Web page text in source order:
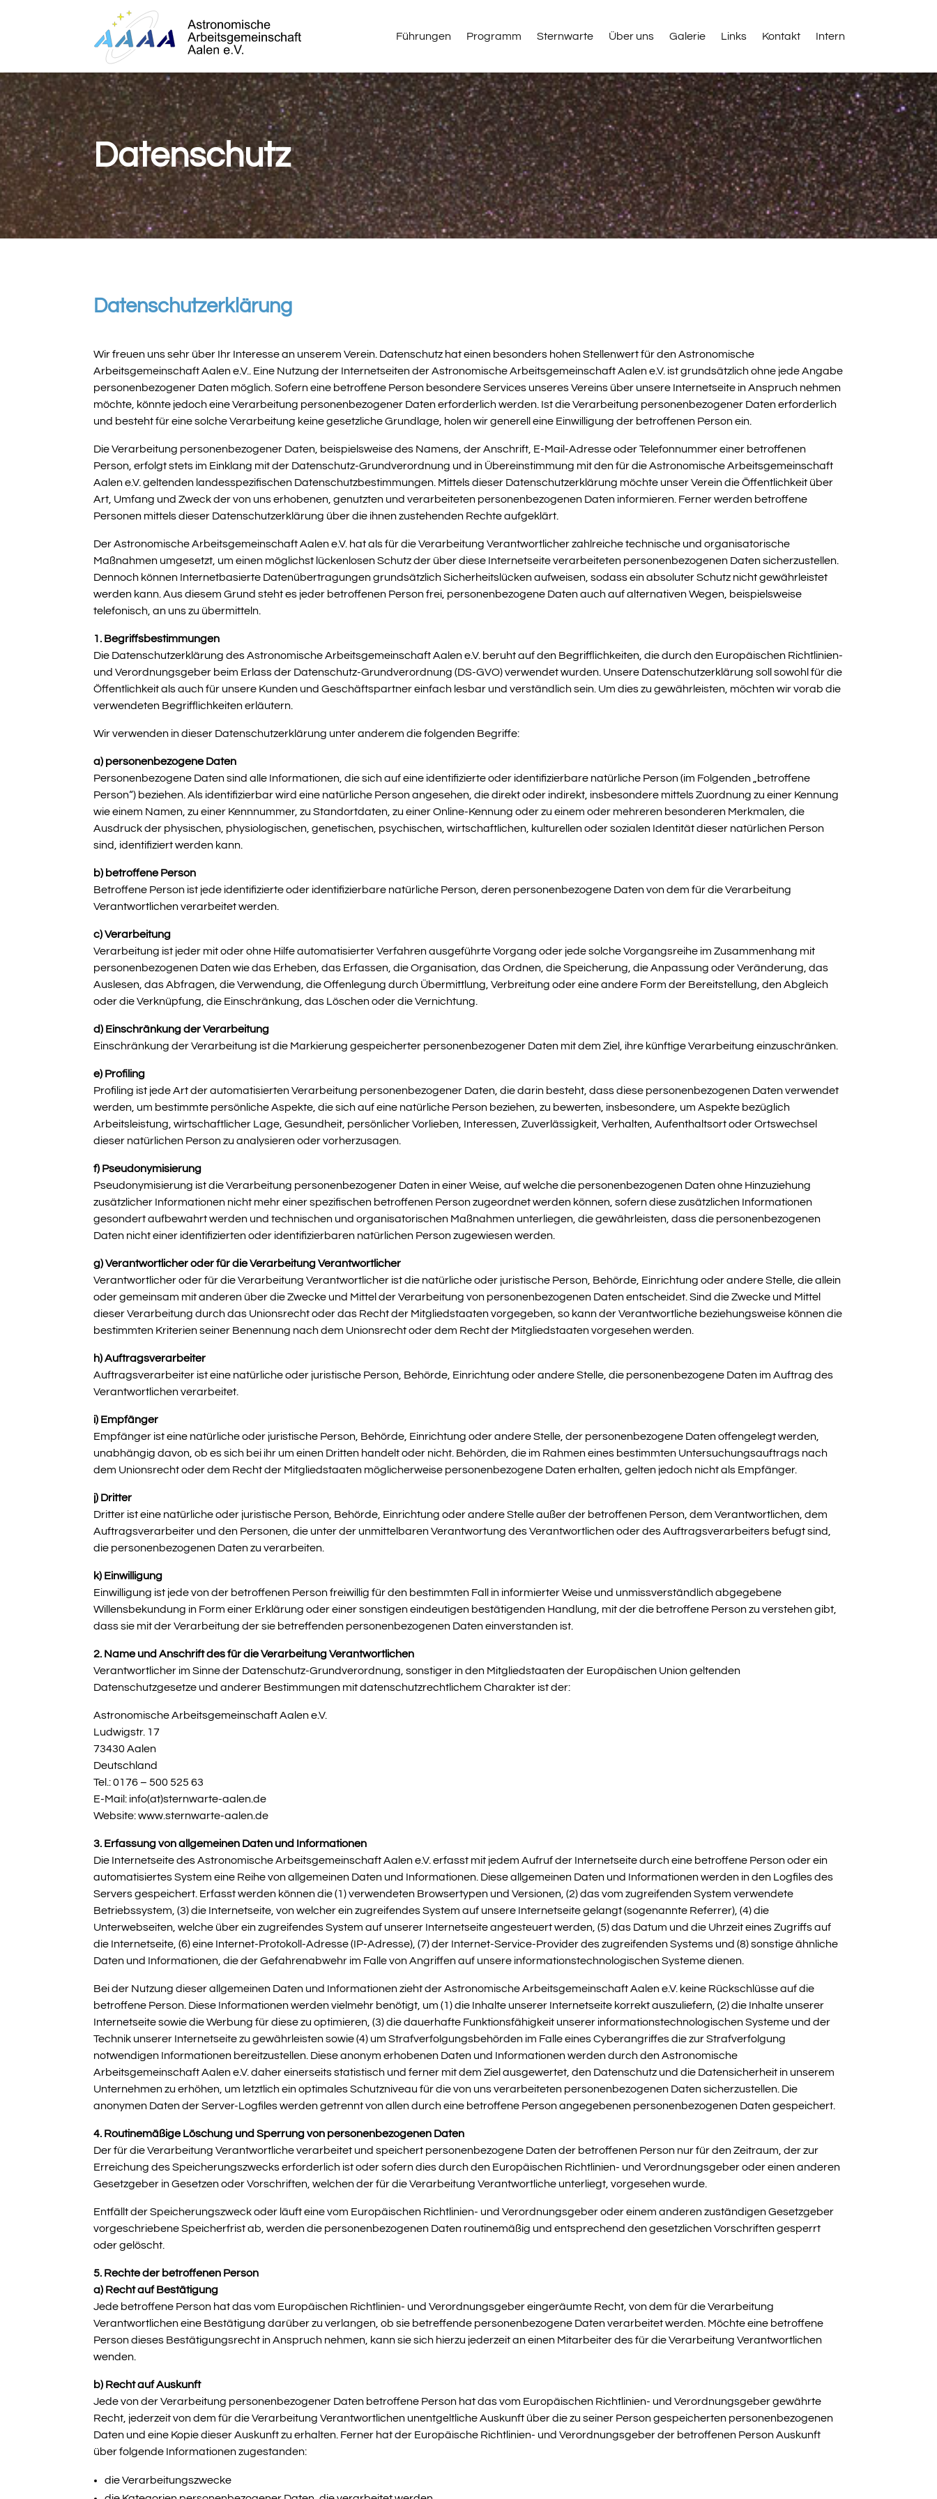
Führungen Programm Sternwarte Über uns Galerie Links Kontakt Intern
Datenschutz
Datenschutzerklärung
Wir freuen uns sehr über Ihr Interesse an unserem Verein. Datenschutz hat einen besonders hohen Stellenwert für den Astronomische
Arbeitsgemeinschaft Aalen e.V.. Eine Nutzung der Internetseiten der Astronomische Arbeitsgemeinschaft Aalen e.V. ist grundsätzlich ohne jede Angabe
personenbezogener Daten möglich. Sofern eine betroffene Person besondere Services unseres Vereins über unsere Internetseite in Anspruch nehmen
möchte, könnte jedoch eine Verarbeitung personenbezogener Daten erforderlich werden. Ist die Verarbeitung personenbezogener Daten erforderlich
und besteht für eine solche Verarbeitung keine gesetzliche Grundlage, holen wir generell eine Einwilligung der betroffenen Person ein.
Die Verarbeitung personenbezogener Daten, beispielsweise des Namens, der Anschrift, E-Mail-Adresse oder Telefonnummer einer betroffenen
Person, erfolgt stets im Einklang mit der Datenschutz-Grundverordnung und in Übereinstimmung mit den für die Astronomische Arbeitsgemeinschaft
Aalen e.V. geltenden landesspezifischen Datenschutzbestimmungen. Mittels dieser Datenschutzerklärung möchte unser Verein die Öffentlichkeit über
Art, Umfang und Zweck der von uns erhobenen, genutzten und verarbeiteten personenbezogenen Daten informieren. Ferner werden betroffene
Personen mittels dieser Datenschutzerklärung über die ihnen zustehenden Rechte aufgeklärt.
Der Astronomische Arbeitsgemeinschaft Aalen e.V. hat als für die Verarbeitung Verantwortlicher zahlreiche technische und organisatorische
Maßnahmen umgesetzt, um einen möglichst lückenlosen Schutz der über diese Internetseite verarbeiteten personenbezogenen Daten sicherzustellen.
Dennoch können Internetbasierte Datenübertragungen grundsätzlich Sicherheitslücken aufweisen, sodass ein absoluter Schutz nicht gewährleistet
werden kann. Aus diesem Grund steht es jeder betroffenen Person frei, personenbezogene Daten auch auf alternativen Wegen, beispielsweise
telefonisch, an uns zu übermitteln.
1. Begriffsbestimmungen
Die Datenschutzerklärung des Astronomische Arbeitsgemeinschaft Aalen e.V. beruht auf den Begrifflichkeiten, die durch den Europäischen Richtlinien-
und Verordnungsgeber beim Erlass der Datenschutz-Grundverordnung (DS-GVO) verwendet wurden. Unsere Datenschutzerklärung soll sowohl für die
Öffentlichkeit als auch für unsere Kunden und Geschäftspartner einfach lesbar und verständlich sein. Um dies zu gewährleisten, möchten wir vorab die
verwendeten Begrifflichkeiten erläutern.
Wir verwenden in dieser Datenschutzerklärung unter anderem die folgenden Begriffe:
a) personenbezogene Daten
Personenbezogene Daten sind alle Informationen, die sich auf eine identifizierte oder identifizierbare natürliche Person (im Folgenden „betroffene
Person“) beziehen. Als identifizierbar wird eine natürliche Person angesehen, die direkt oder indirekt, insbesondere mittels Zuordnung zu einer Kennung
wie einem Namen, zu einer Kennnummer, zu Standortdaten, zu einer Online-Kennung oder zu einem oder mehreren besonderen Merkmalen, die
Ausdruck der physischen, physiologischen, genetischen, psychischen, wirtschaftlichen, kulturellen oder sozialen Identität dieser natürlichen Person
sind, identifiziert werden kann.
b) betroffene Person
Betroffene Person ist jede identifizierte oder identifizierbare natürliche Person, deren personenbezogene Daten von dem für die Verarbeitung
Verantwortlichen verarbeitet werden.
c) Verarbeitung
Verarbeitung ist jeder mit oder ohne Hilfe automatisierter Verfahren ausgeführte Vorgang oder jede solche Vorgangsreihe im Zusammenhang mit
personenbezogenen Daten wie das Erheben, das Erfassen, die Organisation, das Ordnen, die Speicherung, die Anpassung oder Veränderung, das
Auslesen, das Abfragen, die Verwendung, die Offenlegung durch Übermittlung, Verbreitung oder eine andere Form der Bereitstellung, den Abgleich
oder die Verknüpfung, die Einschränkung, das Löschen oder die Vernichtung.
d) Einschränkung der Verarbeitung
Einschränkung der Verarbeitung ist die Markierung gespeicherter personenbezogener Daten mit dem Ziel, ihre künftige Verarbeitung einzuschränken.
e) Profiling
Profiling ist jede Art der automatisierten Verarbeitung personenbezogener Daten, die darin besteht, dass diese personenbezogenen Daten verwendet
werden, um bestimmte persönliche Aspekte, die sich auf eine natürliche Person beziehen, zu bewerten, insbesondere, um Aspekte bezüglich
Arbeitsleistung, wirtschaftlicher Lage, Gesundheit, persönlicher Vorlieben, Interessen, Zuverlässigkeit, Verhalten, Aufenthaltsort oder Ortswechsel
dieser natürlichen Person zu analysieren oder vorherzusagen.
f) Pseudonymisierung
Pseudonymisierung ist die Verarbeitung personenbezogener Daten in einer Weise, auf welche die personenbezogenen Daten ohne Hinzuziehung
zusätzlicher Informationen nicht mehr einer spezifischen betroffenen Person zugeordnet werden können, sofern diese zusätzlichen Informationen
gesondert aufbewahrt werden und technischen und organisatorischen Maßnahmen unterliegen, die gewährleisten, dass die personenbezogenen
Daten nicht einer identifizierten oder identifizierbaren natürlichen Person zugewiesen werden.
g) Verantwortlicher oder für die Verarbeitung Verantwortlicher
Verantwortlicher oder für die Verarbeitung Verantwortlicher ist die natürliche oder juristische Person, Behörde, Einrichtung oder andere Stelle, die allein
oder gemeinsam mit anderen über die Zwecke und Mittel der Verarbeitung von personenbezogenen Daten entscheidet. Sind die Zwecke und Mittel
dieser Verarbeitung durch das Unionsrecht oder das Recht der Mitgliedstaaten vorgegeben, so kann der Verantwortliche beziehungsweise können die
bestimmten Kriterien seiner Benennung nach dem Unionsrecht oder dem Recht der Mitgliedstaaten vorgesehen werden.
h) Auftragsverarbeiter
Auftragsverarbeiter ist eine natürliche oder juristische Person, Behörde, Einrichtung oder andere Stelle, die personenbezogene Daten im Auftrag des
Verantwortlichen verarbeitet.
i) Empfänger
Empfänger ist eine natürliche oder juristische Person, Behörde, Einrichtung oder andere Stelle, der personenbezogene Daten offengelegt werden,
unabhängig davon, ob es sich bei ihr um einen Dritten handelt oder nicht. Behörden, die im Rahmen eines bestimmten Untersuchungsauftrags nach
dem Unionsrecht oder dem Recht der Mitgliedstaaten möglicherweise personenbezogene Daten erhalten, gelten jedoch nicht als Empfänger.
j) Dritter
Dritter ist eine natürliche oder juristische Person, Behörde, Einrichtung oder andere Stelle außer der betroffenen Person, dem Verantwortlichen, dem
Auftragsverarbeiter und den Personen, die unter der unmittelbaren Verantwortung des Verantwortlichen oder des Auftragsverarbeiters befugt sind,
die personenbezogenen Daten zu verarbeiten.
k) Einwilligung
Einwilligung ist jede von der betroffenen Person freiwillig für den bestimmten Fall in informierter Weise und unmissverständlich abgegebene
Willensbekundung in Form einer Erklärung oder einer sonstigen eindeutigen bestätigenden Handlung, mit der die betroffene Person zu verstehen gibt,
dass sie mit der Verarbeitung der sie betreffenden personenbezogenen Daten einverstanden ist.
2. Name und Anschrift des für die Verarbeitung Verantwortlichen
Verantwortlicher im Sinne der Datenschutz-Grundverordnung, sonstiger in den Mitgliedstaaten der Europäischen Union geltenden
Datenschutzgesetze und anderer Bestimmungen mit datenschutzrechtlichem Charakter ist der:
Astronomische Arbeitsgemeinschaft Aalen e.V.
Ludwigstr. 17
73430 Aalen
Deutschland
Tel.: 0176 – 500 525 63
E-Mail: info(at)sternwarte-aalen.de
Website: www.sternwarte-aalen.de
3. Erfassung von allgemeinen Daten und Informationen
Die Internetseite des Astronomische Arbeitsgemeinschaft Aalen e.V. erfasst mit jedem Aufruf der Internetseite durch eine betroffene Person oder ein
automatisiertes System eine Reihe von allgemeinen Daten und Informationen. Diese allgemeinen Daten und Informationen werden in den Logfiles des
Servers gespeichert. Erfasst werden können die (1) verwendeten Browsertypen und Versionen, (2) das vom zugreifenden System verwendete
Betriebssystem, (3) die Internetseite, von welcher ein zugreifendes System auf unsere Internetseite gelangt (sogenannte Referrer), (4) die
Unterwebseiten, welche über ein zugreifendes System auf unserer Internetseite angesteuert werden, (5) das Datum und die Uhrzeit eines Zugriffs auf
die Internetseite, (6) eine Internet-Protokoll-Adresse (IP-Adresse), (7) der Internet-Service-Provider des zugreifenden Systems und (8) sonstige ähnliche
Daten und Informationen, die der Gefahrenabwehr im Falle von Angriffen auf unsere informationstechnologischen Systeme dienen.
Bei der Nutzung dieser allgemeinen Daten und Informationen zieht der Astronomische Arbeitsgemeinschaft Aalen e.V. keine Rückschlüsse auf die
betroffene Person. Diese Informationen werden vielmehr benötigt, um (1) die Inhalte unserer Internetseite korrekt auszuliefern, (2) die Inhalte unserer
Internetseite sowie die Werbung für diese zu optimieren, (3) die dauerhafte Funktionsfähigkeit unserer informationstechnologischen Systeme und der
Technik unserer Internetseite zu gewährleisten sowie (4) um Strafverfolgungsbehörden im Falle eines Cyberangriffes die zur Strafverfolgung
notwendigen Informationen bereitzustellen. Diese anonym erhobenen Daten und Informationen werden durch den Astronomische
Arbeitsgemeinschaft Aalen e.V. daher einerseits statistisch und ferner mit dem Ziel ausgewertet, den Datenschutz und die Datensicherheit in unserem
Unternehmen zu erhöhen, um letztlich ein optimales Schutzniveau für die von uns verarbeiteten personenbezogenen Daten sicherzustellen. Die
anonymen Daten der Server-Logfiles werden getrennt von allen durch eine betroffene Person angegebenen personenbezogenen Daten gespeichert.
4. Routinemäßige Löschung und Sperrung von personenbezogenen Daten
Der für die Verarbeitung Verantwortliche verarbeitet und speichert personenbezogene Daten der betroffenen Person nur für den Zeitraum, der zur
Erreichung des Speicherungszwecks erforderlich ist oder sofern dies durch den Europäischen Richtlinien- und Verordnungsgeber oder einen anderen
Gesetzgeber in Gesetzen oder Vorschriften, welchen der für die Verarbeitung Verantwortliche unterliegt, vorgesehen wurde.
Entfällt der Speicherungszweck oder läuft eine vom Europäischen Richtlinien- und Verordnungsgeber oder einem anderen zuständigen Gesetzgeber
vorgeschriebene Speicherfrist ab, werden die personenbezogenen Daten routinemäßig und entsprechend den gesetzlichen Vorschriften gesperrt
oder gelöscht.
5. Rechte der betroffenen Person
a) Recht auf Bestätigung
Jede betroffene Person hat das vom Europäischen Richtlinien- und Verordnungsgeber eingeräumte Recht, von dem für die Verarbeitung
Verantwortlichen eine Bestätigung darüber zu verlangen, ob sie betreffende personenbezogene Daten verarbeitet werden. Möchte eine betroffene
Person dieses Bestätigungsrecht in Anspruch nehmen, kann sie sich hierzu jederzeit an einen Mitarbeiter des für die Verarbeitung Verantwortlichen
wenden.
b) Recht auf Auskunft
Jede von der Verarbeitung personenbezogener Daten betroffene Person hat das vom Europäischen Richtlinien- und Verordnungsgeber gewährte
Recht, jederzeit von dem für die Verarbeitung Verantwortlichen unentgeltliche Auskunft über die zu seiner Person gespeicherten personenbezogenen
Daten und eine Kopie dieser Auskunft zu erhalten. Ferner hat der Europäische Richtlinien- und Verordnungsgeber der betroffenen Person Auskunft
über folgende Informationen zugestanden:
die Verarbeitungszwecke